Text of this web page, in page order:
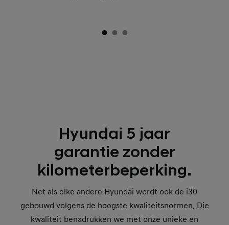
Hyundai 5 jaar
garantie zonder
kilometerbeperking.
Net als elke andere Hyundai wordt ook de i30
gebouwd volgens de hoogste kwaliteitsnormen. Die
kwaliteit benadrukken we met onze unieke en